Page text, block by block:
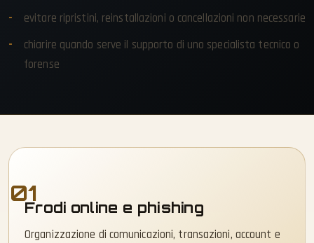
evitare ripristini, reinstallazioni o cancellazioni non necessarie
chiarire quando serve il supporto di uno specialista tecnico o
forense
01
Frodi online e phishing
Organizzazione di comunicazioni, transazioni, account e